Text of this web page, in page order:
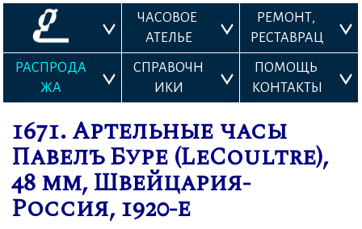
ЧАСОВОЕ
АТЕЛЬЕ
РЕМОНТ,
РЕСТАВРАЦ
РАСПРОДА
ЖА
СПРАВОЧН
ИКИ
ПОМОЩЬ
КОНТАКТЫ
1671. Артельные часы
Павелъ Буре (LeCoultre),
48 мм, Швейцария-
Россия, 1920-е